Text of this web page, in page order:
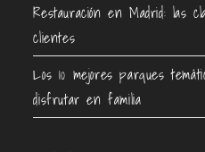
Restauración en Madrid: las
clientes
Los 10 mejores parques
disfrutar en familia